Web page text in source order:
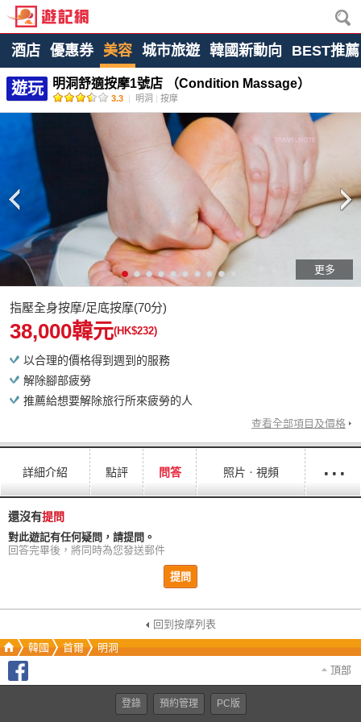
酒店 優惠券 美容 城市旅遊 韓國新動向 BEST推薦
遊玩 明洞舒適按摩1號店 （Condition Massage）
3.3 | 明洞 | 按摩
更多
指壓全身按摩/足底按摩(70分)
38,000韓元(HK$232)
以合理的價格得到週到的服務
解除腳部疲勞
推薦給想要解除旅行所來疲勞的人
查看全部項目及價格
詳細介紹 點評 問答 照片ㆍ視頻 ···
還沒有提問
對此遊記有任何疑問，請提問。
回答完畢後，將同時為您發送郵件
提問
回到按摩列表
韓國
首爾
明洞
頂部
登錄 預約管理 PC版